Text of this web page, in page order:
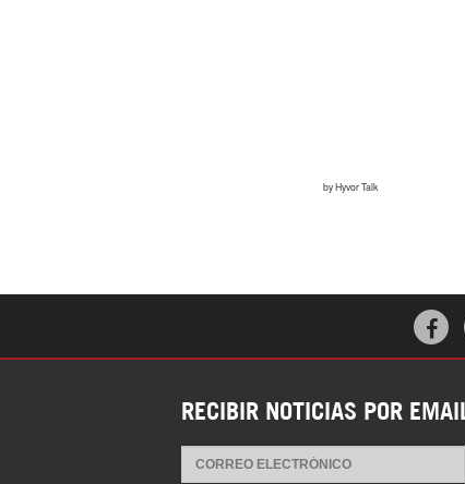
RECIBIR NOTICIAS POR EMAIL